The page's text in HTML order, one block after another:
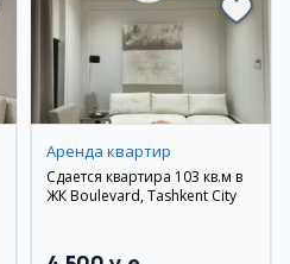
Аренда квартир
Сдается квартира 103 кв.м в
ЖК Boulevard, Tashkent City